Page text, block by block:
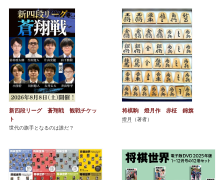
新四段リーグ 蒼翔戦 観戦チケッ
ト
世代の旗手となるのは誰だ？
将棋駒 燈月作 赤柾 錦旗
燈月 （著者）